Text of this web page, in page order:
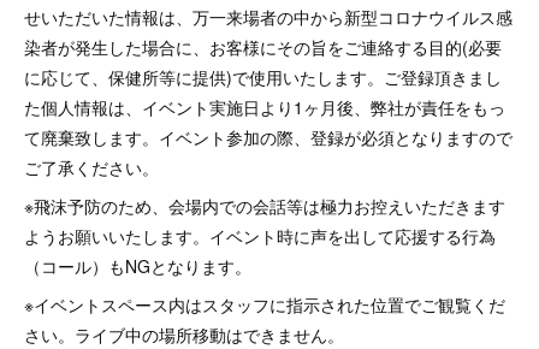
せいただいた情報は、万一来場者の中から新型コロナウイルス感
染者が発生した場合に、お客様にその旨をご連絡する目的(必要
に応じて、保健所等に提供)で使用いたします。ご登録頂きまし
た個人情報は、イベント実施日より1ヶ月後、弊社が責任をもっ
て廃棄致します。イベント参加の際、登録が必須となりますので
ご了承ください。
※飛沫予防のため、会場内での会話等は極力お控えいただきます
ようお願いいたします。イベント時に声を出して応援する行為
（コール）もNGとなります。
※イベントスペース内はスタッフに指示された位置でご観覧くだ
さい。ライブ中の場所移動はできません。